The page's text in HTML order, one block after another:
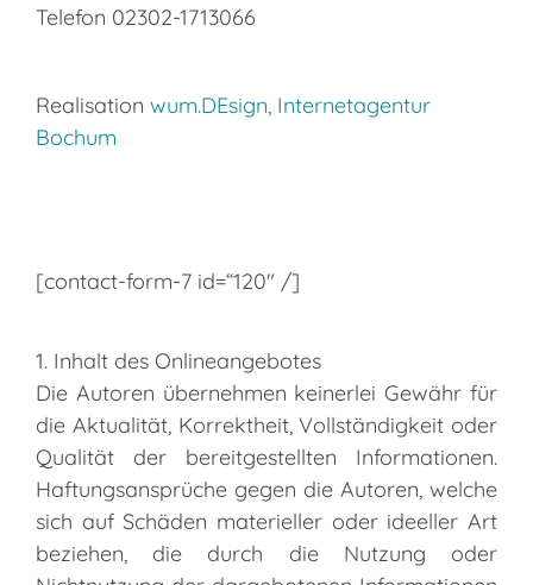
Telefon 02302-1713066
Realisation wum.DEsign, Internetagentur
Bochum
[contact-form-7 id=“120″ /]
1. Inhalt des Onlineangebotes
Die Autoren übernehmen keinerlei Gewähr für
die Aktualität, Korrektheit, Vollständigkeit oder
Qualität der bereitgestellten Informationen.
Haftungsansprüche gegen die Autoren, welche
sich auf Schäden materieller oder ideeller Art
beziehen, die durch die Nutzung oder